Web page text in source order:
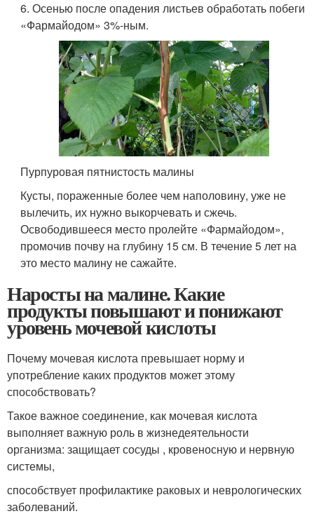
6. Осенью после опадения листьев обработать побеги
«Фармайодом» 3%-ным.
Пурпуровая пятнистость малины
Кусты, пораженные более чем наполовину, уже не
вылечить, их нужно выкорчевать и сжечь.
Освободившееся место пролейте «Фармайодом»,
промочив почву на глубину 15 см. В течение 5 лет на
это место малину не сажайте.
Наросты на малине. Какие
продукты повышают и понижают
уровень мочевой кислоты
Почему мочевая кислота превышает норму и
употребление каких продуктов может этому
способствовать?
Такое важное соединение, как мочевая кислота
выполняет важную роль в жизнедеятельности
организма: защищает сосуды , кровеносную и нервную
системы,
способствует профилактике раковых и неврологических
заболеваний.